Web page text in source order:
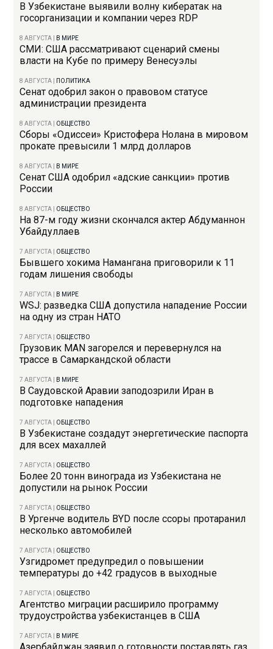
В Узбекистане выявили волну кибератак на
госорганизации и компании через RDP
8 АВГУСТА В МИРЕ
СМИ: США рассматривают сценарий смены
власти на Кубе по примеру Венесуэлы
8 АВГУСТА ПОЛИТИКА
Сенат одобрил закон о правовом статусе
администрации президента
8 АВГУСТА ОБЩЕСТВО
Сборы «Одиссеи» Кристофера Нолана в мировом
прокате превысили 1 млрд долларов
8 АВГУСТА В МИРЕ
Сенат США одобрил «адские санкции» против
России
8 АВГУСТА ОБЩЕСТВО
На 87-м году жизни скончался актер Абдуманнон
Убайдуллаев
7 АВГУСТА ОБЩЕСТВО
Бывшего хокима Намангана приговорили к 11
годам лишения свободы
7 АВГУСТА В МИРЕ
WSJ: разведка США допустила нападение России
на одну из стран НАТО
7 АВГУСТА ОБЩЕСТВО
Грузовик MAN загорелся и перевернулся на
трассе в Самаркандской области
7 АВГУСТА В МИРЕ
В Саудовской Аравии заподозрили Иран в
подготовке нападения
7 АВГУСТА ОБЩЕСТВО
В Узбекистане создадут энергетические паспорта
для всех махаллей
7 АВГУСТА ОБЩЕСТВО
Более 20 тонн винограда из Узбекистана не
допустили на рынок России
7 АВГУСТА ОБЩЕСТВО
В Ургенче водитель BYD после ссоры протаранил
несколько автомобилей
7 АВГУСТА ОБЩЕСТВО
Узгидромет предупредил о повышении
температуры до +42 градусов в выходные
7 АВГУСТА ОБЩЕСТВО
Агентство миграции расширило программу
трудоустройства узбекистанцев в США
7 АВГУСТА В МИРЕ